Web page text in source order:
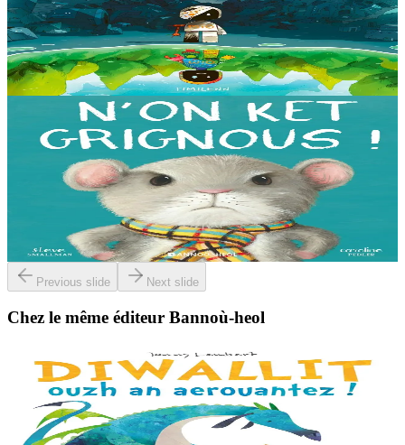
Au cœur d’une décharge, un petit robot brisé s’éveille. Il ne se
souvient plus d’où il vient ni depuis combien de temps il est là, mais
il sait qu’il n’est pas à sa place....
En stock
14,00 €
Bannoù-heol
I'm not grumpy!
À la lisière de la forêt vit une petite souris. C'est la souris la plus
grognonne et la plus hargneuse des environs, jusqu'à sa rencontre
avec un petit blaireau...
En stock13,00 €
Previous slide Next slide
Chez le même éditeur Bannoù-heol
Bannoù-heol
Look out, it's a Dragon!
Eflammez la dragonne est en quête d'une nouvelle maison. Mais